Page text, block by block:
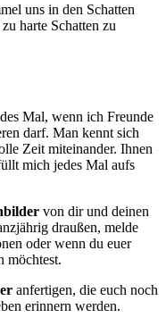
uns in den Schatten
harte Schatten zu
Mal, wenn ich Freunde
darf. Man kennt sich
Zeit miteinander. Ihnen
mich jedes Mal aufs
von dir und deinen
draußen, melde
oder wenn du euer
möchtest.
anfertigen, die euch noch
erinnern werden.